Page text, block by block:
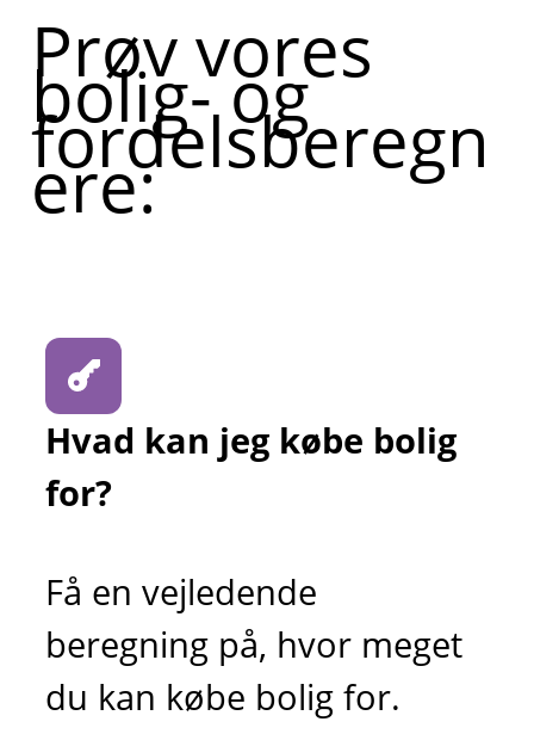
Prøv vores
bolig- og
fordelsberegn
ere:
Hvad kan jeg købe bolig
for?
Få en vejledende
beregning på, hvor meget
du kan købe bolig for.